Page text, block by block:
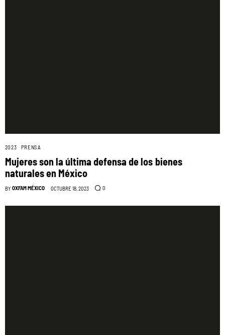
2023 PRENSA
Mujeres son la última defensa de los bienes
naturales en México
BY OXFAM MÉXICO OCTUBRE 18, 2023 0